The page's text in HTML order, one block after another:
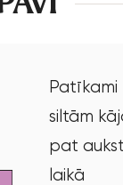
Patīkami
siltām
pat
laikā